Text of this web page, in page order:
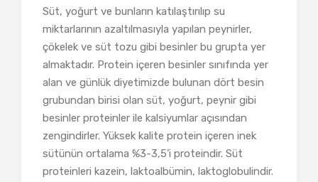
Süt, yoğurt ve bunların katılaştırılıp su
miktarlarının azaltılmasıyla yapılan peynirler,
çökelek ve süt tozu gibi besinler bu grupta yer
almaktadır. Protein içeren besinler sınıfında yer
alan ve günlük diyetimizde bulunan dört besin
grubundan birisi olan süt, yoğurt, peynir gibi
besinler proteinler ile kalsiyumlar açısından
zengindirler. Yüksek kalite protein içeren inek
sütünün ortalama %3-3,5’i proteindir. Süt
proteinleri kazein, laktoalbümin, laktoglobulindir.